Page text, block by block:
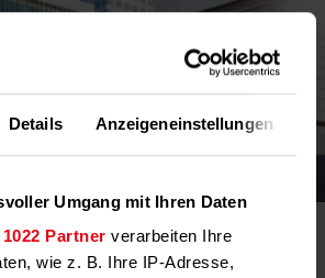
Details Anzeigeneinstellungen
Umgang mit Ihren Daten
Partner verarbeiten Ihre
wie z. B. Ihre IP-Adresse,